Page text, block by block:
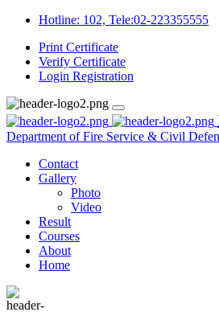
Hotline: 102, Tele:02-223355555
Print Certificate
Verify Certificate
Login Registration
Department of Fire Service & Civil
Contact
Gallery
Photo
Video
Result
Courses
About
Home